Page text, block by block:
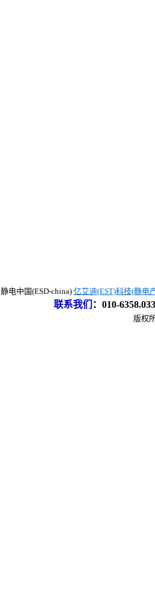
静电中国(ESD-china) 亿艾迪(EST)科技(静电
联系我们 ： 010-
版权